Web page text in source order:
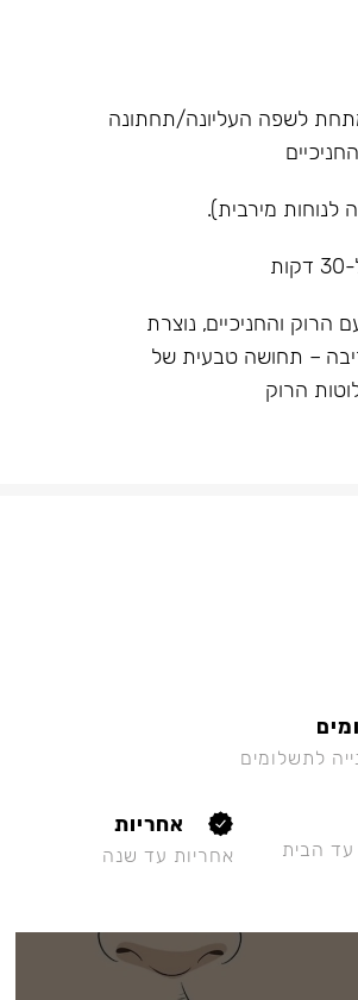
לשפה העליונה/תחתונה
לנוחות מירבית).
והחניכיים, נוצרת
– תחושה טבעית של
הרוק
לתשלומים
עד הבית
אחריות
אחריות עד שנה